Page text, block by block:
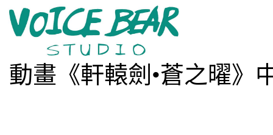
動畫《軒轅劍•蒼之曜》